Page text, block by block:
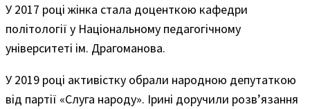
У 2017 році жінка стала доценткою кафедри
політології у Національному педагогічному
університеті ім. Драгоманова.
У 2019 році активістку обрали народною депутаткою
від партії «Слуга народу». Ірині доручили розв’язання